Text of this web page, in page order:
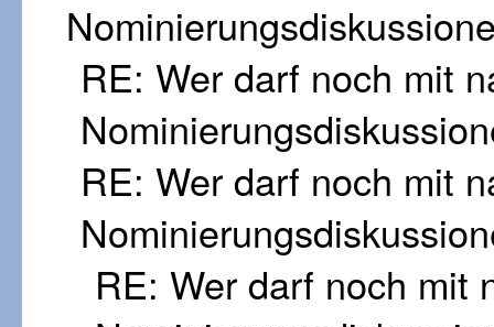
RE: Wer darf noch mit
RE: Wer darf noch mit
RE: Wer darf noch mit